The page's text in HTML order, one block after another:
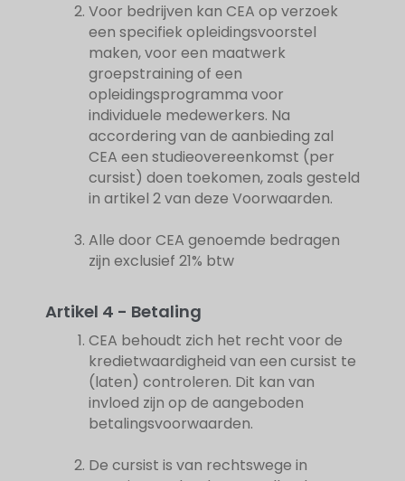
Voor bedrijven kan CEA op verzoek
een specifiek opleidingsvoorstel
maken, voor een maatwerk
groepstraining of een
opleidingsprogramma voor
individuele medewerkers. Na
accordering van de aanbieding zal
CEA een studieovereenkomst (per
cursist) doen toekomen, zoals gesteld
in artikel 2 van deze Voorwaarden.
Alle door CEA genoemde bedragen
zijn exclusief 21% btw
Artikel 4 - Betaling
CEA behoudt zich het recht voor de
kredietwaardigheid van een cursist te
(laten) controleren. Dit kan van
invloed zijn op de aangeboden
betalingsvoorwaarden.
De cursist is van rechtswege in